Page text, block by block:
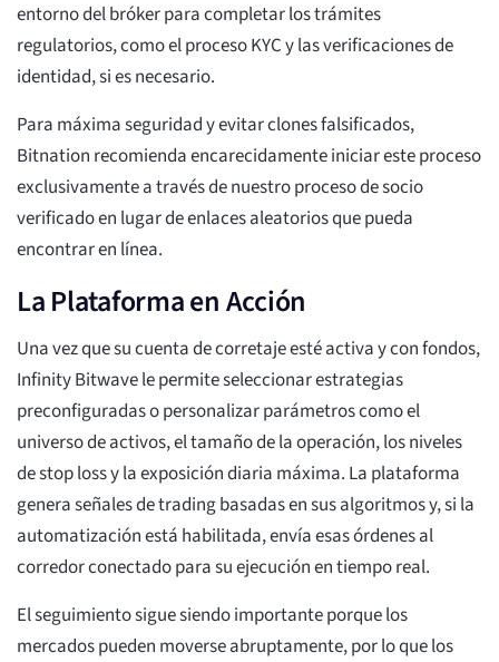
entorno del bróker para completar los trámites
regulatorios, como el proceso KYC y las verificaciones de
identidad, si es necesario.
Para máxima seguridad y evitar clones falsificados,
Bitnation recomienda encarecidamente iniciar este proceso
exclusivamente a través de nuestro proceso de socio
verificado en lugar de enlaces aleatorios que pueda
encontrar en línea.
La Plataforma en Acción
Una vez que su cuenta de corretaje esté activa y con fondos,
Infinity Bitwave le permite seleccionar estrategias
preconfiguradas o personalizar parámetros como el
universo de activos, el tamaño de la operación, los niveles
de stop loss y la exposición diaria máxima. La plataforma
genera señales de trading basadas en sus algoritmos y, si la
automatización está habilitada, envía esas órdenes al
corredor conectado para su ejecución en tiempo real.
El seguimiento sigue siendo importante porque los
mercados pueden moverse abruptamente, por lo que los